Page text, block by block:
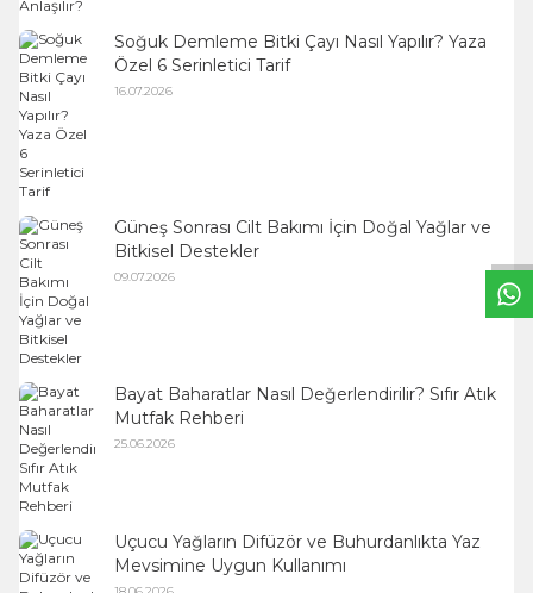
Soğuk Demleme Bitki Çayı Nasıl Yapılır? Yaza
Özel 6 Serinletici Tarif
16.07.2026
Güneş Sonrası Cilt Bakımı İçin Doğal Yağlar ve
Bitkisel Destekler
09.07.2026
Bayat Baharatlar Nasıl Değerlendirilir? Sıfır Atık
Mutfak Rehberi
25.06.2026
Uçucu Yağların Difüzör ve Buhurdanlıkta Yaz
Mevsimine Uygun Kullanımı